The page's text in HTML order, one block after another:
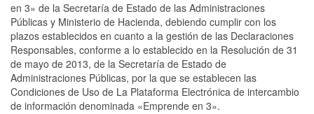
en 3» de la Secretaría de Estado de las Administraciones
Públicas y Ministerio de Hacienda, debiendo cumplir con los
plazos establecidos en cuanto a la gestión de las Declaraciones
Responsables, conforme a lo establecido en la Resolución de 31
de mayo de 2013, de la Secretaría de Estado de
Administraciones Públicas, por la que se establecen las
Condiciones de Uso de La Plataforma Electrónica de intercambio
de información denominada «Emprende en 3».